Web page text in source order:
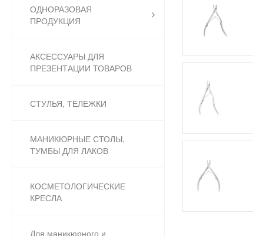
ОДНОРАЗОВАЯ
ПРОДУКЦИЯ
АКСЕССУАРЫ ДЛЯ
ПРЕЗЕНТАЦИИ ТОВАРОВ
СТУЛЬЯ, ТЕЛЕЖКИ
МАНИКЮРНЫЕ СТОЛЫ,
ТУМБЫ ДЛЯ ЛАКОВ
КОСМЕТОЛОГИЧЕСКИЕ
КРЕСЛА
Для маникюрного и